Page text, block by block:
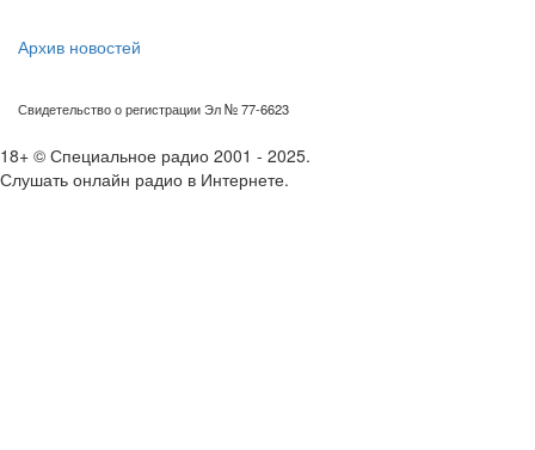
Архив новостей
Свидетельство о регистрации Эл № 77-6623
18+ © Специальное радио 2001 - 2025.
Слушать онлайн радио в Интернете.